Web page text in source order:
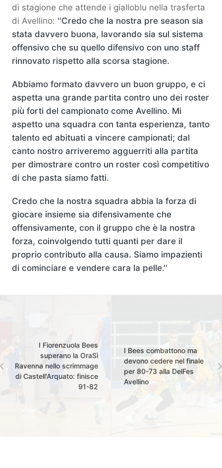
di stagione che attende i gialloblu nella trasferta
di Avellino: ''Credo che la nostra pre season sia
stata davvero buona, lavorando sia sul sistema
offensivo che su quello difensivo con uno staff
rinnovato rispetto alla scorsa stagione.
Abbiamo formato davvero un buon gruppo, e ci
aspetta una grande partita contro uno dei roster
più forti del campionato come Avellino. Mi
aspetto una squadra con tanta esperienza, tanto
talento ed abituati a vincere campionati; dal
canto nostro arriveremo agguerriti alla partita
per dimostrare contro un roster così competitivo
di che pasta siamo fatti.
Credo che la nostra squadra abbia la forza di
giocare insieme sia difensivamente che
offensivamente, con il gruppo che è la nostra
forza, coinvolgendo tutti quanti per dare il
proprio contributo alla causa. Siamo impazienti
di cominciare e vendere cara la pelle.''
I Fiorenzuola Bees
superano la OraSì
Ravenna nello scrimmage
di Castell'Arquato: finisce
91-82
I Bees combattono ma
devono cedere nel finale
per 80-73 alla DelFes
Avellino